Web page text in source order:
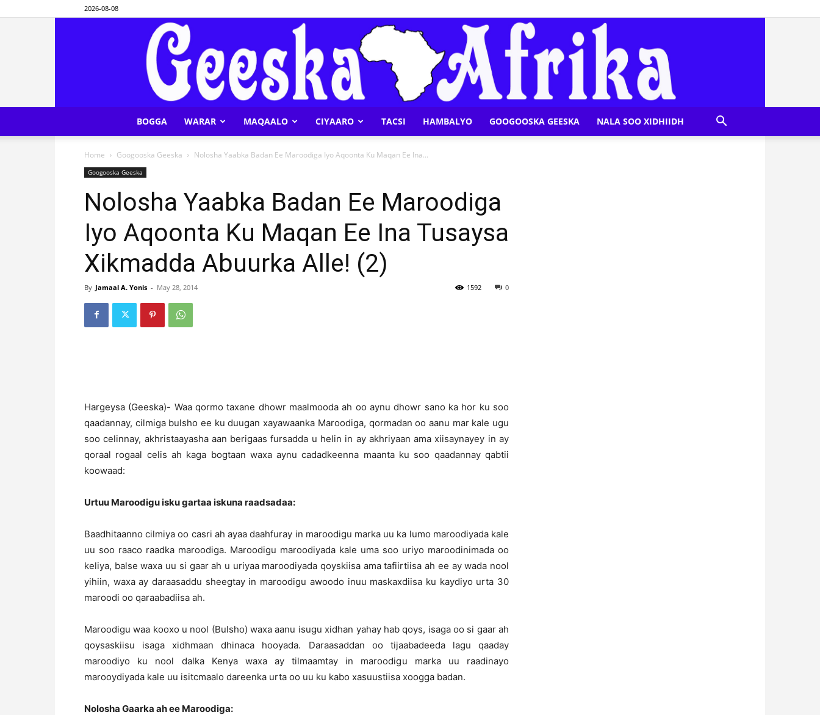
2026-08-08
Afrika
BOGGA WARAR MAQAALO CIYAARO TACSI HAMBALYO GOOGOOSKA GEESKA NALA SOO XIDHIIDH
Home Googooska Geeska Nolosha Yaabka Badan Ee Maroodiga Iyo Aqoonta Ku Maqan Ee Ina...
Googooska Geeska
Nolosha Yaabka Badan Ee Maroodiga
Iyo Aqoonta Ku Maqan Ee Ina Tusaysa
Xikmadda Abuurka Alle! (2)
By Jamaal A. Yonis - May 28, 2014 0
1592
Hargeysa (Geeska)- Waa qormo taxane dhowr maalmooda ah oo aynu dhowr sano ka hor ku soo
qaadannay, cilmiga bulsho ee ku duugan xayawaanka Maroodiga, qormadan oo aanu mar kale ugu
soo celinnay, akhristaayasha aan berigaas fursadda u helin in ay akhriyaan ama xiisaynayey in ay
qoraal rogaal celis ah kaga bogtaan waxa aynu cadadkeenna maanta ku soo qaadannay qabtii
koowaad:
Urtuu Maroodigu isku gartaa iskuna raadsadaa:
Baadhitaanno cilmiya oo casri ah ayaa daahfuray in maroodigu marka uu ka lumo maroodiyada kale
uu soo raaco raadka maroodiga. Maroodigu maroodiyada kale uma soo uriyo maroodinimada oo
keliya, balse waxa uu si gaar ah u uriyaa maroodiyada qoyskiisa ama tafiirtiisa ah ee ay wada nool
yihiin, waxa ay daraasaddu sheegtay in maroodigu awoodo inuu maskaxdiisa ku kaydiyo urta 30
maroodi oo qaraabadiisa ah.
Maroodigu waa kooxo u nool (Bulsho) waxa aanu isugu xidhan yahay hab qoys, isaga oo si gaar ah
qoysaskiisu isaga xidhmaan dhinaca hooyada. Daraasaddan oo tijaabadeeda lagu qaaday
maroodiyo ku nool dalka Kenya waxa ay tilmaamtay in maroodigu marka uu raadinayo
marooydiyada kale uu isitcmaalo dareenka urta oo uu ku kabo xasuustiisa xoogga badan.
Nolosha Gaarka ah ee Maroodiga: